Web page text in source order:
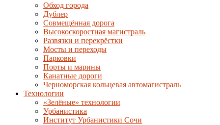
Обход города
Дублер
Совмещённая дорога
Высокоскоростная магистраль
Развязки и перекрёстки
Мосты и переходы
Парковки
Порты и марины
Канатные дороги
Черноморская кольцевая автомагистраль
Технологии
«Зелёные» технологии
Урбанистика
Институт Урбанистики Сочи